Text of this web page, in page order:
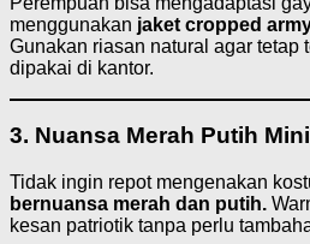
menggunakan jaket cropped
Gunakan riasan natural agar tetap
dipakai di kantor.
3. Nuansa Merah Putih
Tidak ingin repot mengenakan
bernuansa merah dan putih.
kesan patriotik tanpa perlu